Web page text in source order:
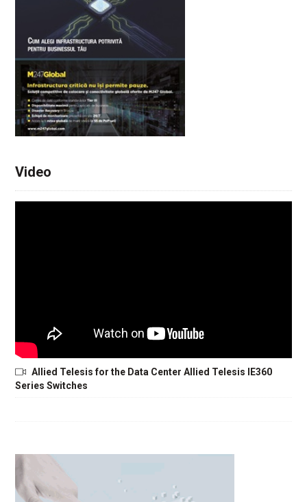
Video
Allied Telesis for the Data Center Allied Telesis IE360
Series Switches